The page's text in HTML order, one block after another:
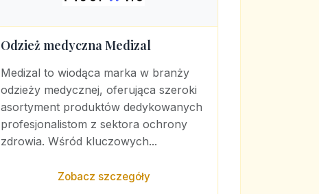
Odzież medyczna Medizal
Medizal to wiodąca marka w branży
odzieży medycznej, oferująca szeroki
asortyment produktów dedykowanych
profesjonalistom z sektora ochrony
zdrowia. Wśród kluczowych...
Zobacz szczegóły